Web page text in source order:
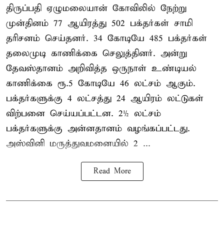
திருப்பதி ஏழுமலையான் கோவிலில் நேற்று
முன்தினம் 77 ஆயிரத்து 502 பக்தர்கள் சாமி
தரிசனம் செய்தனர். 34 கோடியே 485 பக்தர்கள்
தலைமுடி காணிக்கை செலுத்தினர். அன்று
தேவஸ்தானம் அறிவித்த ஒருநாள் உண்டியல்
காணிக்கை ரூ.5 கோடியே 46 லட்சம் ஆகும்.
பக்தர்களுக்கு 4 லட்சத்து 24 ஆயிரம் லட்டுகள்
விற்பனை செய்யப்பட்டன. 2½ லட்சம்
பக்தர்களுக்கு அன்னதானம் வழங்கப்பட்டது.
அஸ்வினி மருத்துவமனையில் 2 ...
Read More